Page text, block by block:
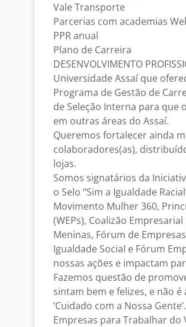
Vale Transporte
Parcerias com academias
PPR anual
Plano de Carreira
DESENVOLVIMENTO
Universidade Assaí que
Programa de Gestão de
de Seleção Interna para
em outras áreas do Assaí.
Queremos fortalecer ainda
colaboradores(as),
lojas.
Somos signatários da
o Selo “Sim a Igualdade
Movimento Mulher 360,
(WEPs), Coalizão
Meninas, Fórum de
Igualdade Social e Fórum
nossas ações e impactam
Fazemos questão de
sintam bem e felizes, e não
‘Cuidado com a Nossa
Empresas para Trabalhar do